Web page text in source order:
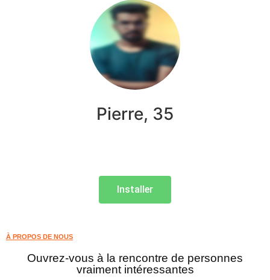
Pierre, 35
Installer
À PROPOS DE NOUS
Ouvrez-vous à la rencontre de personnes
vraiment intéressantes